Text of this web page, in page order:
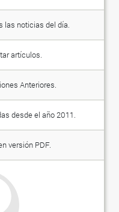
las noticias del día.
artículos.
Anteriores.
desde el año 2011.
versión PDF.